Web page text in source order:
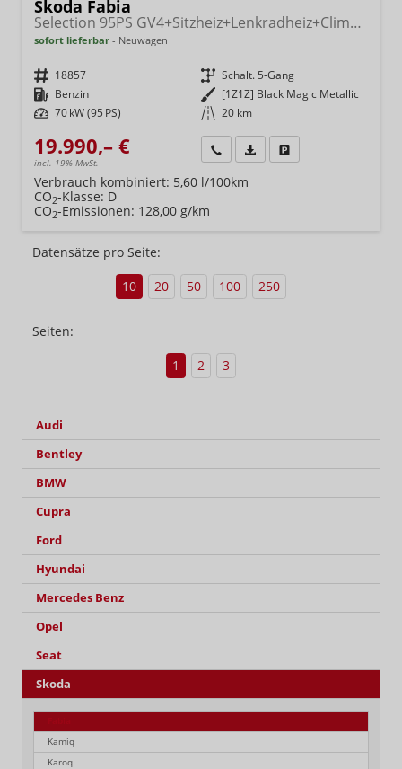
Skoda Fabia
Selection 95PS GV4+Sitzheiz+Lenkradheiz+Climatronic+Sunset+AppConnect+PDC
sofort lieferbar Neuwagen
Fahrzeugnr. 18857 Getriebe Schalt. 5-Gang
Kraftstoff Benzin Außenfarbe [1Z1Z] Black Magic Metallic
Leistung 70 kW (95 PS) Kilometerstand 20 km
19.990,– €
incl. 19% MwSt.
Wir rufen Sie anFahrzeugexposé (PDF)
Verbrauch kombiniert: 5,60 l/100km
CO2-Klasse: D
CO2-Emissionen: 128,00 g/km
Datensätze pro Seite:
10
20 50 100 250
Seiten:
1
2 3
Audi
Bentley
BMW
Cupra
Ford
Hyundai
Mercedes Benz
Opel
Seat
Skoda
Kamiq
Karoq